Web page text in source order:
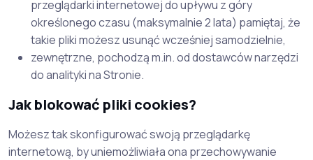
przeglądarki internetowej do upływu z góry
określonego czasu (maksymalnie 2 lata) pamiętaj, że
takie pliki możesz usunąć wcześniej samodzielnie,
zewnętrzne, pochodzą m.in. od dostawców narzędzi
do analityki na Stronie.
Jak blokować pliki cookies?
Możesz tak skonfigurować swoją przeglądarkę
internetową, by uniemożliwiała ona przechowywanie